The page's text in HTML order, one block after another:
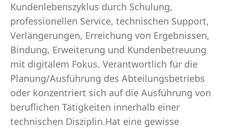
Kundenlebenszyklus durch Schulung,
professionellen Service, technischen Support,
Verlängerungen, Erreichung von Ergebnissen,
Bindung, Erweiterung und Kundenbetreuung
mit digitalem Fokus. Verantwortlich für die
Planung/Ausführung des Abteilungsbetriebs
oder konzentriert sich auf die Ausführung von
beruflichen Tätigkeiten innerhalb einer
technischen Disziplin.Hat eine gewisse